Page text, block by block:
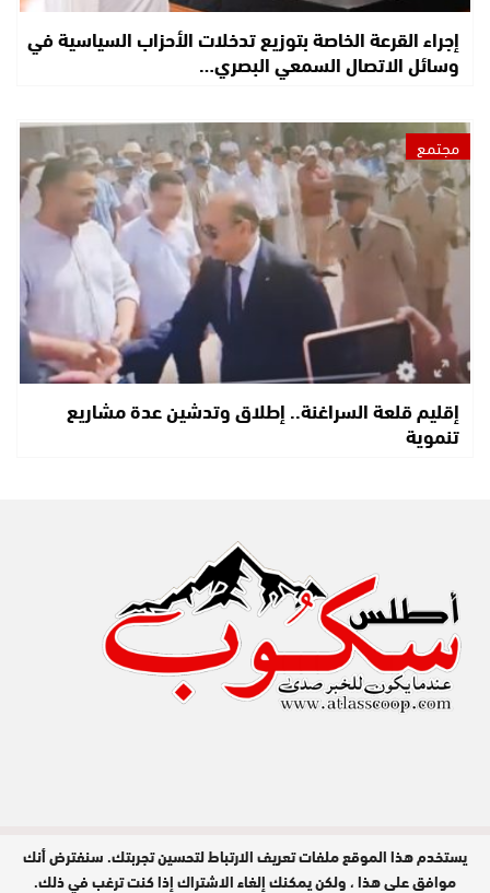
إجراء القرعة الخاصة بتوزيع تدخلات الأحزاب السياسية في
وسائل الاتصال السمعي البصري…
مجتمع
إقليم قلعة السراغنة.. إطلاق وتدشين عدة مشاريع
تنموية
مدير النشر : عبد الله عزي / جميع الحقوق
محفوظة © 2026
يستخدم هذا الموقع ملفات تعريف الارتباط لتحسين تجربتك. سنفترض أنك
موافق على هذا ، ولكن يمكنك إلغاء الاشتراك إذا كنت ترغب في ذلك.